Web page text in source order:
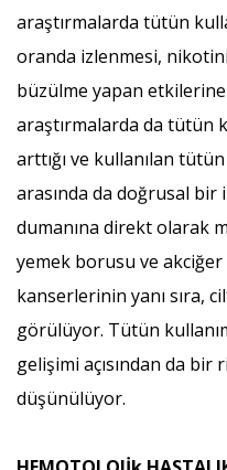
araştırmalarda tütün
oranda izlenmesi,
büzülme yapan etkilerine
araştırmalarda da tütün
arttığı ve kullanılan
arasında da doğrusal
dumanına direkt olarak
yemek borusu ve
kanserlerinin yanı sıra,
görülüyor. Tütün
gelişimi açısından da
düşünülüyor.